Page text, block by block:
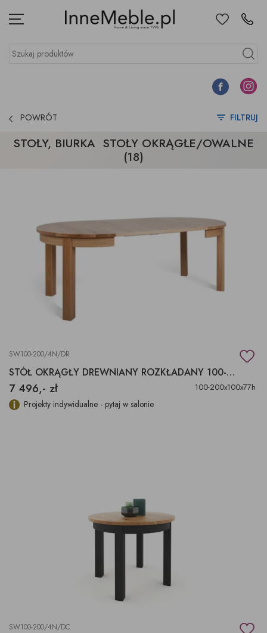
Menu UlubioneKontakt
Szukaj produktów
Szukaj
Facebook
POWRÓT FILTRUJ
STOŁY, BIURKA STOŁY OKRĄGŁE/OWALNE
(18)
SW100-200/4N/DR
STÓŁ OKRĄGŁY DREWNIANY ROZKŁADANY 100-200X100X77H
7 496,- zł 100-200x100x77h
Projekty indywidualne - pytaj w salonie
SW100-200/4N/DC